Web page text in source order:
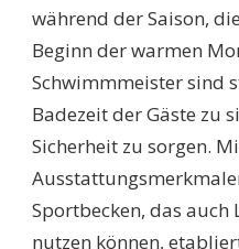
während der Saison,
Beginn der warmen
Schwimmmeister sind
Badezeit der Gäste zu
Sicherheit zu sorgen.
Sportbecken, das
nutzen können,